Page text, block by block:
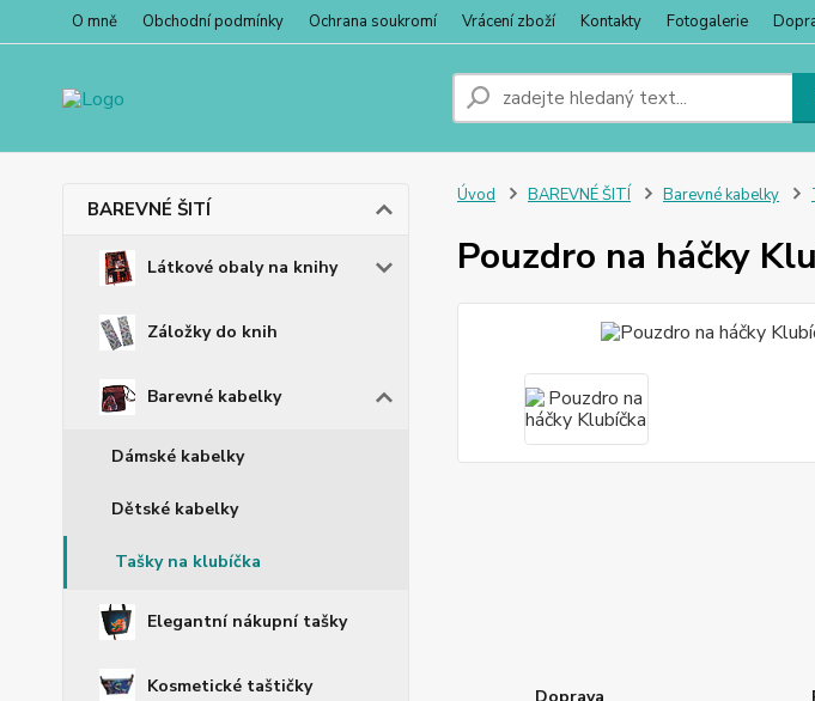
O mně Obchodní podmínky Ochrana soukromí Vrácení zboží Kontakty Fotogalerie
BAREVNÉ ŠITÍ
Látkové obaly na knihy
Záložky do knih
Barevné kabelky
Dámské kabelky
Dětské kabelky
Tašky na klubíčka
Elegantní nákupní tašky
Kosmetické taštičky
Úvod BAREVNÉ ŠITÍ Barevné kabelky
Pouzdro na háčky